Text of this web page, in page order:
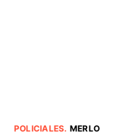
POLICIALES. MERLO